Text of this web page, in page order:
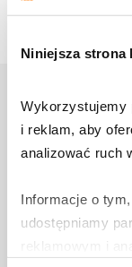
Niniejsza strona
Wykorzystujemy
i reklam, aby
analizować ruch
Informacje o
udostępniamy
Zobacz
Jak
Polska